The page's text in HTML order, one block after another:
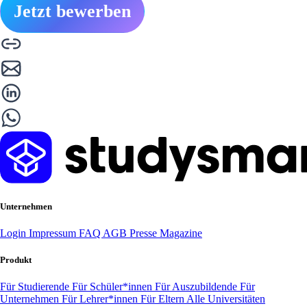
Jetzt bewerben
Unternehmen
Login Impressum FAQ AGB Presse Magazine
Produkt
Für Studierende Für Schüler*innen Für Auszubildende Für
Unternehmen Für Lehrer*innen Für Eltern Alle Universitäten